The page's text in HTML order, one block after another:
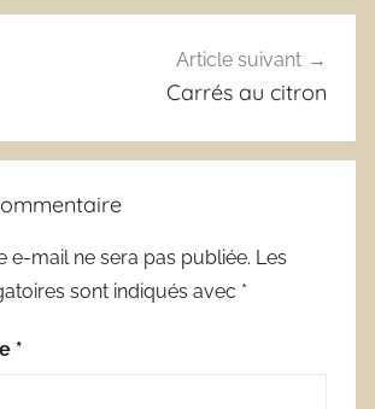
Article suivant
Carrés au citron
e-mail ne sera pas publiée. Les
sont indiqués avec *
*